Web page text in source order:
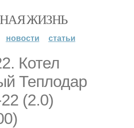
ЖИЗНЬ
новости статьи
Котел
Теплодар
(2.0)